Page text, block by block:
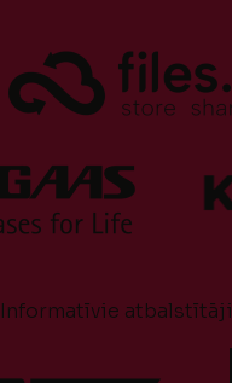
Informatīvie atbalstītāji